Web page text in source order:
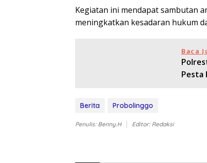
Kegiatan ini mendapat sambutan
meningkatkan kesadaran hukum
Baca
Pesta
Berita Probolinggo
Penulis: Benny.H Editor: Redaksi